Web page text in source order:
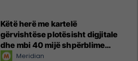
Këtë herë me kartelë
gërvishtëse plotësisht digjitale
dhe mbi 40 mijë shpërblime
instant!Meridian